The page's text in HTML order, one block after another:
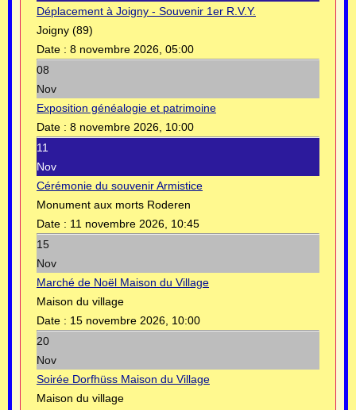
Déplacement à Joigny - Souvenir 1er R.V.Y.
Joigny (89)
Date : 8 novembre 2026, 05:00
08
Nov
Exposition généalogie et patrimoine
Date : 8 novembre 2026, 10:00
11
Nov
Cérémonie du souvenir Armistice
Monument aux morts Roderen
Date : 11 novembre 2026, 10:45
15
Nov
Marché de Noël Maison du Village
Maison du village
Date : 15 novembre 2026, 10:00
20
Nov
Soirée Dorfhüss Maison du Village
Maison du village